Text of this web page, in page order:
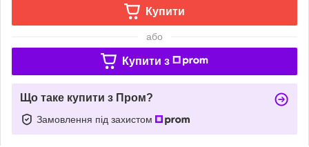
Купити
або
Купити з
Що таке купити з Пром?
Замовлення під захистом